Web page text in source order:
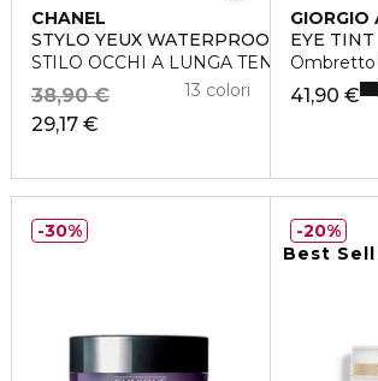
CHANEL
STYLO YEUX WATERPROOF
STILO OCCHI A LUNGA TENUTA -
29,17 €
38,90 € 13 colori
GIORGIO
EYE TINT
Ombretto
41,90 €
30%
Best
20%